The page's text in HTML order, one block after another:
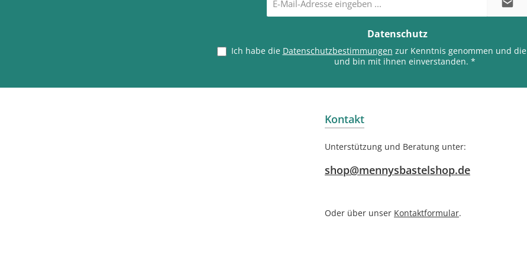
Mail-
Adresse
Datenschutz
Ich habe die Datenschutzbestimmungen zur Kenntnis genommen und die
und bin mit ihnen einverstanden. *
Kontakt
Unterstützung und Beratung unter:
shop@mennysbastelshop.de
Oder über unser Kontaktformular.